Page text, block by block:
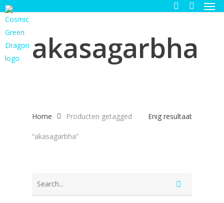
Skip
to
main
content
akasagarbha
Enig resultaat
Home Producten getagged
“akasagarbha”